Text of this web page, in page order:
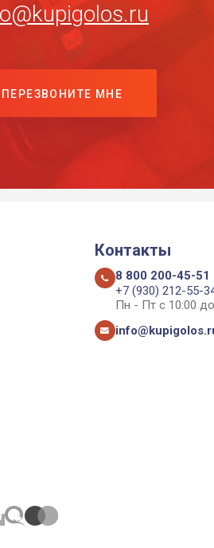
ПЕРЕЗВОНИТЕ МНЕ
Контакты
8 800 200-45-51
+7 (930) 212-55-
Пн - Пт с 10:00